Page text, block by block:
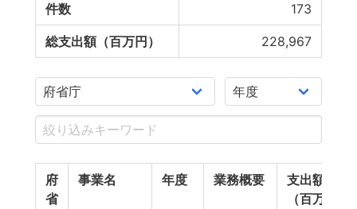
件数
173
総支出額（百万円） 228,967
府
省
事業名 年度 業務概要
支出額
（百万